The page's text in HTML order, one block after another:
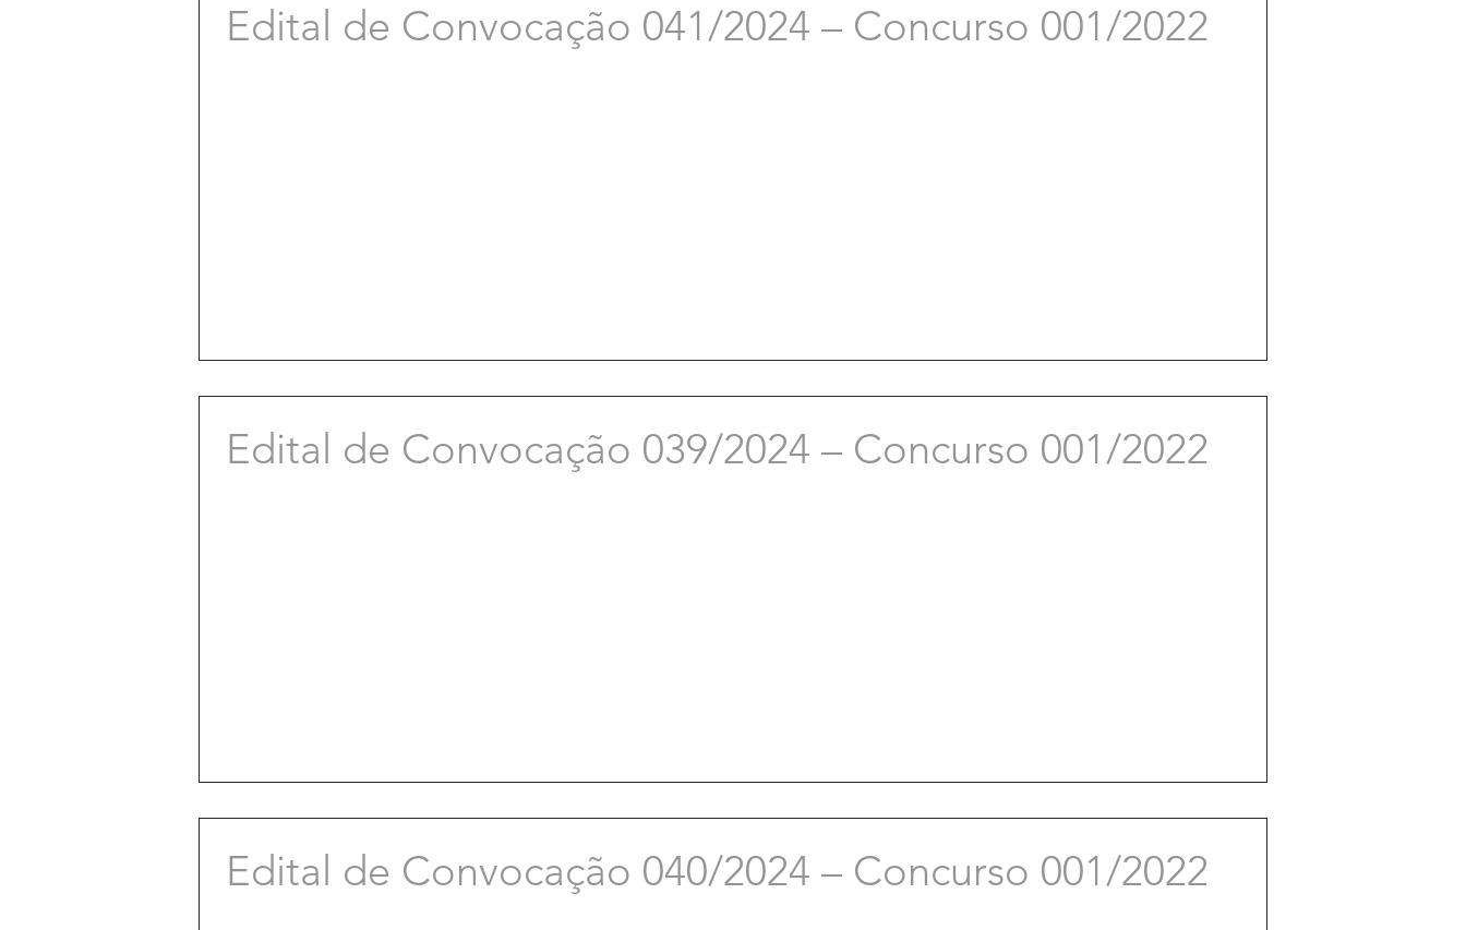
Edital de Convocação 041/2024 – Concurso 001/2022
Edital de Convocação 039/2024 – Concurso 001/2022
Edital de Convocação 040/2024 – Concurso 001/2022